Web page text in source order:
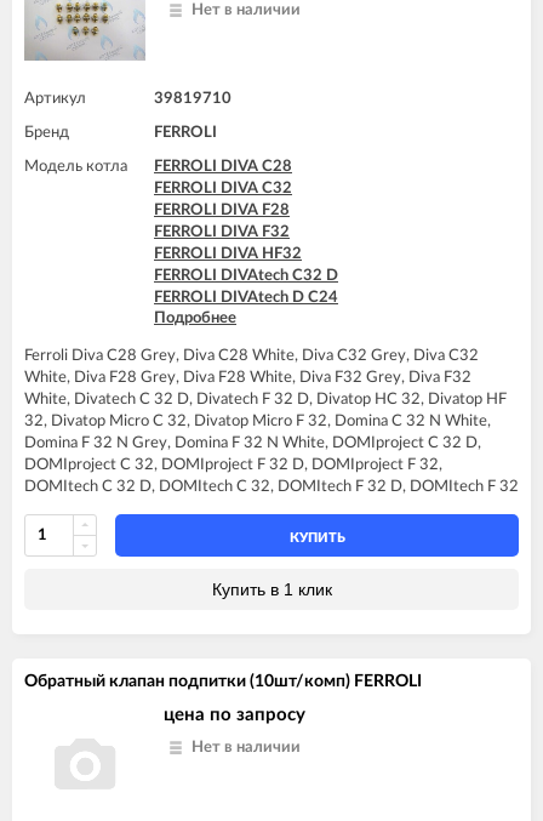
Нет в наличии
Артикул 39819710
Бренд FERROLI
Модель котла
FERROLI DIVA C28
FERROLI DIVA C32
FERROLI DIVA F28
FERROLI DIVA F32
FERROLI DIVA HF32
FERROLI DIVAtech C32 D
FERROLI DIVAtech D C24
FERROLI DIVAtech D C32
FERROLI DIVAtech D HF32
FERROLI DIVAtech F32 D
FERROLI DIVAtop C32
FERROLI DIVAtop F32
FERROLI DIVAtop HC32
FERROLI DIVAtop HF32
FERROLI DIVAtop micro C32
FERROLI DIVAtop micro F32
FERROLI DIVAtop ST C32
FERROLI DIVAtop ST F32
FERROLI DOMINA C32 N
FERROLI DOMINA F32 N
FERROLI DOMIproject F32 D
FERROLI DOMItech C32
FERROLI DOMItech F32
Подробнее
Ferroli Diva C28 Grey, Diva C28 White, Diva C32 Grey, Diva C32
White, Diva F28 Grey, Diva F28 White, Diva F32 Grey, Diva F32
White, Divatech C 32 D, Divatech F 32 D, Divatop HC 32, Divatop HF
32, Divatop Micro C 32, Divatop Micro F 32, Domina C 32 N White,
Domina F 32 N Grey, Domina F 32 N White, DOMIproject C 32 D,
DOMIproject C 32, DOMIproject F 32 D, DOMIproject F 32,
DOMItech C 32 D, DOMItech C 32, DOMItech F 32 D, DOMItech F 32
КУПИТЬ
Купить в 1 клик
Обратный клапан подпитки (10шт/комп) FERROLI
цена по запросу
Нет в наличии